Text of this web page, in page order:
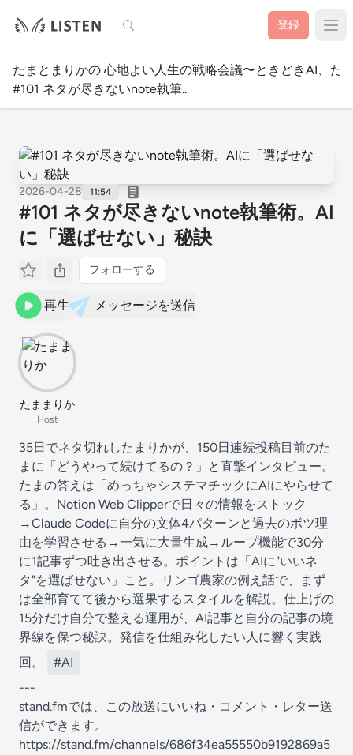
検索 登録
たまとまりかの 心地よい人生の戦略会議〜ときどきAI、だ
#101 ネタが尽きないnote執筆..
2026-04-28 11:54
#101 ネタが尽きないnote執筆術。AI
に「選ばせない」秘訣
フォローする
再生 メッセージを送信
たままりか
Host
35日でネタ切れしたまりかが、150日連続投稿目前のた
まに「どうやって続けてるの？」と直撃インタビュー。
たまの答えは「めっちゃシステマチックにAIにやらせて
る」。Notion Web Clipperで日々の情報をストック
→Claude Codeに自分の文体4パターンと過去のボツ理
由を学習させる→一気に大量生成→ループ機能で30分
に1記事ずつ吐き出させる。ポイントは「AIに"いいネ
タ"を選ばせない」こと。リンゴ農家の例え話で、まず
は全部育てて後から選果するスタイルを解説。仕上げの
15分だけ自分で整える運用が、AI記事と自分の記事の境
界線を保つ秘訣。発信を仕組み化したい人に響く実践
回。
#AI
---
stand.fmでは、この放送にいいね・コメント・レター送
信ができます。
https://stand.fm/channels/686f34ea55550b9192869a5